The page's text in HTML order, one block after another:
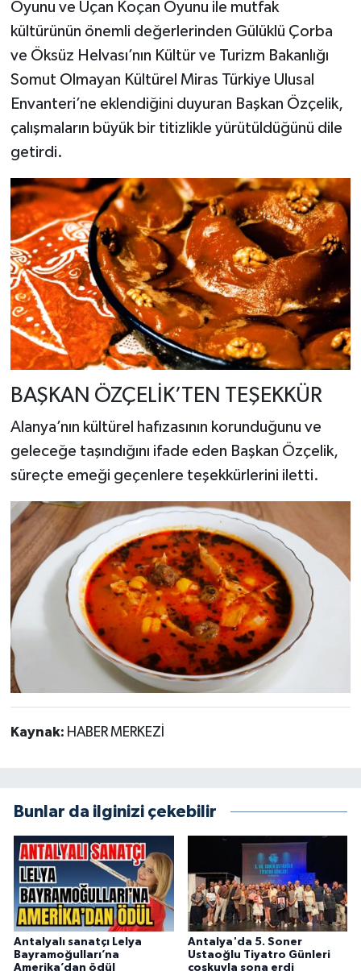
Oyunu ve Uçan Koçan Oyunu ile mutfak
kültürünün önemli değerlerinden Gülüklü Çorba
ve Öksüz Helvası’nın Kültür ve Turizm Bakanlığı
Somut Olmayan Kültürel Miras Türkiye Ulusal
Envanteri’ne eklendiğini duyuran Başkan Özçelik,
çalışmaların büyük bir titizlikle yürütüldüğünü dile
getirdi.
BAŞKAN ÖZÇELİK’TEN TEŞEKKÜR
Alanya’nın kültürel hafızasının korunduğunu ve
geleceğe taşındığını ifade eden Başkan Özçelik,
süreçte emeği geçenlere teşekkürlerini iletti.
Kaynak: HABER MERKEZİ
Bunlar da ilginizi çekebilir
Antalyalı sanatçı Lelya
Bayramoğulları’na
Amerika’dan ödül
Antalya'da 5. Soner
Ustaoğlu Tiyatro Günleri
coşkuyla sona erdi